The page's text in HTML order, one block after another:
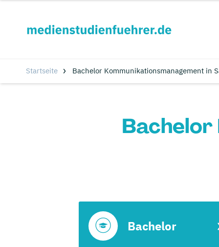
Startseite Bachelor Kommunikationsmanagement in
Bachelor
Bachelor